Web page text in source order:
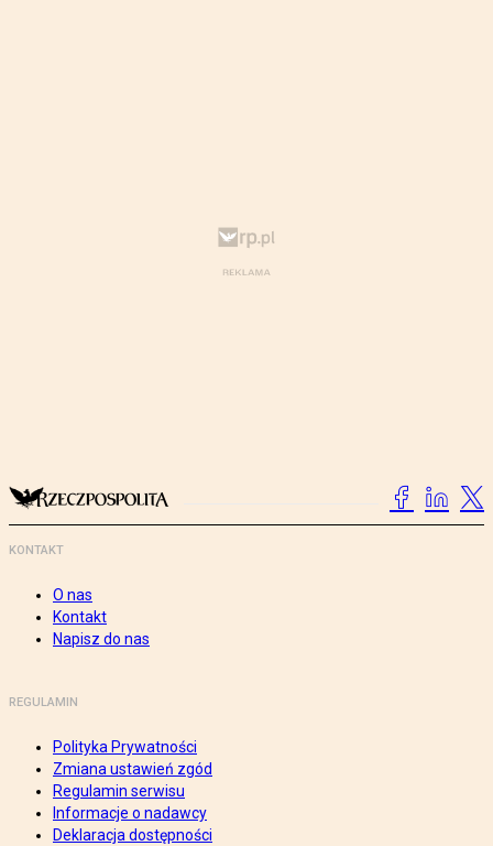
KONTAKT
O nas
Kontakt
Napisz do nas
REGULAMIN
Polityka Prywatności
Zmiana ustawień zgód
Regulamin serwisu
Informacje o nadawcy
Deklaracja dostępności